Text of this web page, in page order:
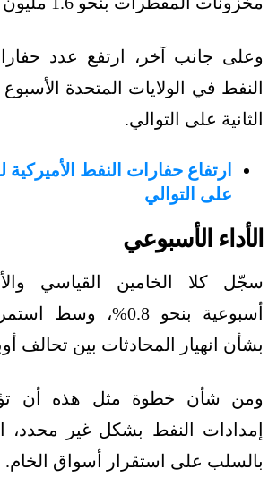
وعلى جانب آخر، ارتفع عدد
النفط في الولايات المتحدة
الثانية على التوالي.
ارتفاع حفارات النفط الأميركية
على التوالي
الأداء الأسبوعي
سجّل كلا الخامين القياسي
أسبوعية بنحو 0.8%،
بشأن انهيار المحادثات بين تحالف
ومن شأن خطوة مثل هذه أن
إمدادات النفط بشكل غير محدد،
بالسلب على استقرار أسواق الخام.